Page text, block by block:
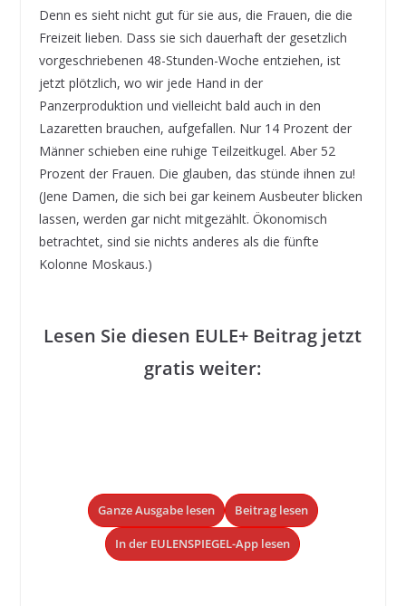
Denn es sieht nicht gut für sie aus, die Frauen, die die
Freizeit lieben. Dass sie sich dauerhaft der gesetzlich
vorgeschriebenen 48-Stunden-Woche entziehen, ist
jetzt plötzlich, wo wir jede Hand in der
Panzerproduktion und vielleicht bald auch in den
Lazaretten brauchen, aufgefallen. Nur 14 Prozent der
Männer schieben eine ruhige Teilzeitkugel. Aber 52
Prozent der Frauen. Die glauben, das stünde ihnen zu!
(Jene Damen, die sich bei gar keinem Ausbeuter blicken
lassen, werden gar nicht mitgezählt. Ökonomisch
betrachtet, sind sie nichts anderes als die fünfte
Kolonne Moskaus.)
Lesen Sie diesen EULE+ Beitrag jetzt
gratis weiter:
Ganze Ausgabe lesen Beitrag lesen
In der EULENSPIEGEL-App lesen